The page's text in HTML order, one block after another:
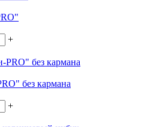
+
без кармана
+